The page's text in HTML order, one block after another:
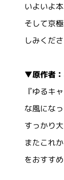
いよいよ
そして京
しみくださ
▼原作者
『ゆるキ
な風にな
すっかり
またこれ
をおすす